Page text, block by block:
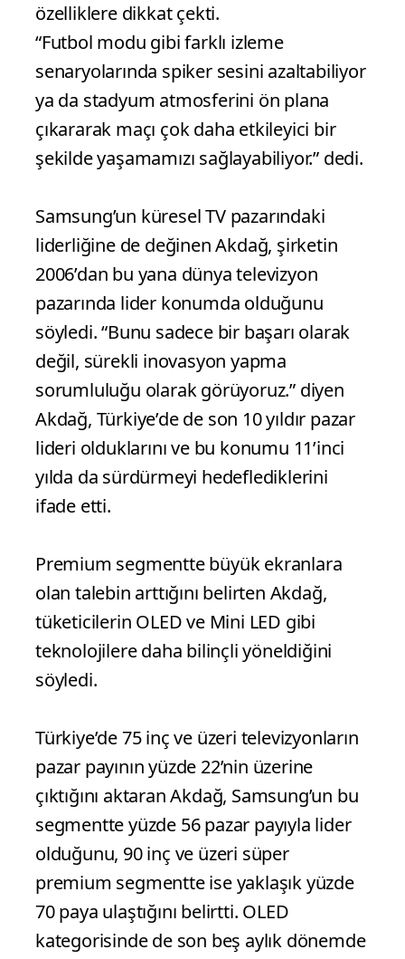
özelliklere dikkat çekti.
“Futbol modu gibi farklı izleme
senaryolarında spiker sesini azaltabiliyor
ya da stadyum atmosferini ön plana
çıkararak maçı çok daha etkileyici bir
şekilde yaşamamızı sağlayabiliyor.” dedi.
Samsung’un küresel TV pazarındaki
liderliğine de değinen Akdağ, şirketin
2006’dan bu yana dünya televizyon
pazarında lider konumda olduğunu
söyledi. “Bunu sadece bir başarı olarak
değil, sürekli inovasyon yapma
sorumluluğu olarak görüyoruz.” diyen
Akdağ, Türkiye’de de son 10 yıldır pazar
lideri olduklarını ve bu konumu 11’inci
yılda da sürdürmeyi hedeflediklerini
ifade etti.
Premium segmentte büyük ekranlara
olan talebin arttığını belirten Akdağ,
tüketicilerin OLED ve Mini LED gibi
teknolojilere daha bilinçli yöneldiğini
söyledi.
Türkiye’de 75 inç ve üzeri televizyonların
pazar payının yüzde 22’nin üzerine
çıktığını aktaran Akdağ, Samsung’un bu
segmentte yüzde 56 pazar payıyla lider
olduğunu, 90 inç ve üzeri süper
premium segmentte ise yaklaşık yüzde
70 paya ulaştığını belirtti. OLED
kategorisinde de son beş aylık dönemde